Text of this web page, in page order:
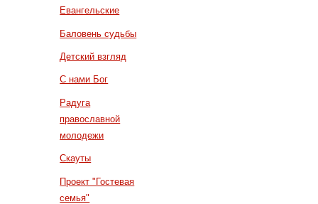
Евангельские
Баловень судьбы
Детский взгляд
С нами Бог
Радуга
православной
молодежи
Скауты
Проект "Гостевая
семья"